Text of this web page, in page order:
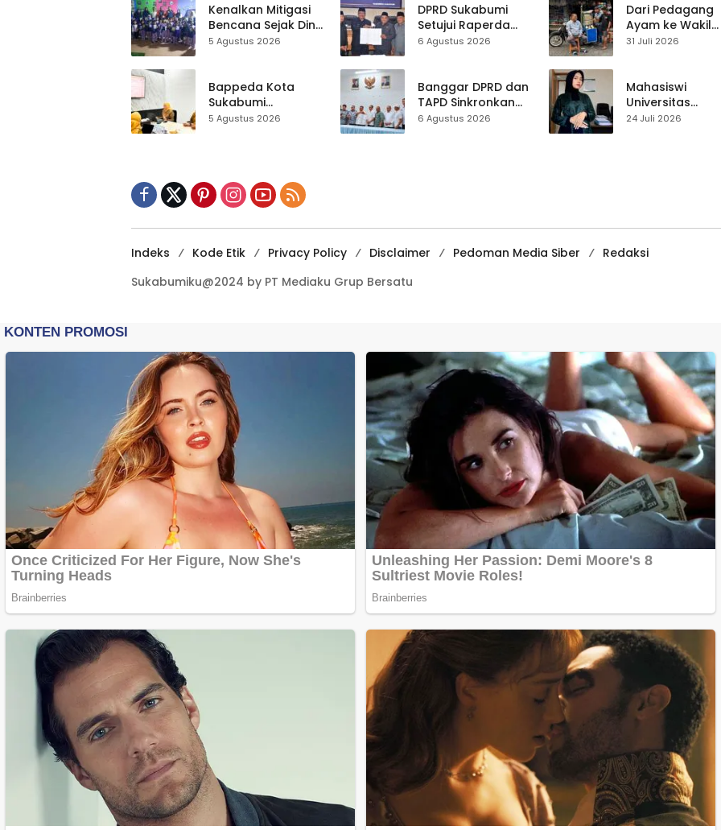
Kenalkan Mitigasi
Bencana Sejak Dini,
Anak-anak KB
Lewat Boneka
Tangan
5 Agustus 2026
Bappeda Kota
Sukabumi
Matangkan Inovasi
5 Agustus 2026
dalam Kasus Sabu
DPRD Sukabumi
Setujui Raperda
Disabilitas,
Diperkuat
6 Agustus 2026
Banggar DPRD dan
TAPD Sinkronkan
Anggaran
6 Agustus 2026
Live Streaming
Dari Pedagang
Ayam ke Wakil
Ketua DPRD, H.
Pasar Cisaat
31 Juli 2026
Mahasiswi
Universitas
Muhammadiyah
24 Juli 2026
Indeks Kode Etik Privacy Policy Disclaimer Pedoman Media Siber
Redaksi
Sukabumiku@2024 by PT Mediaku Grup Bersatu